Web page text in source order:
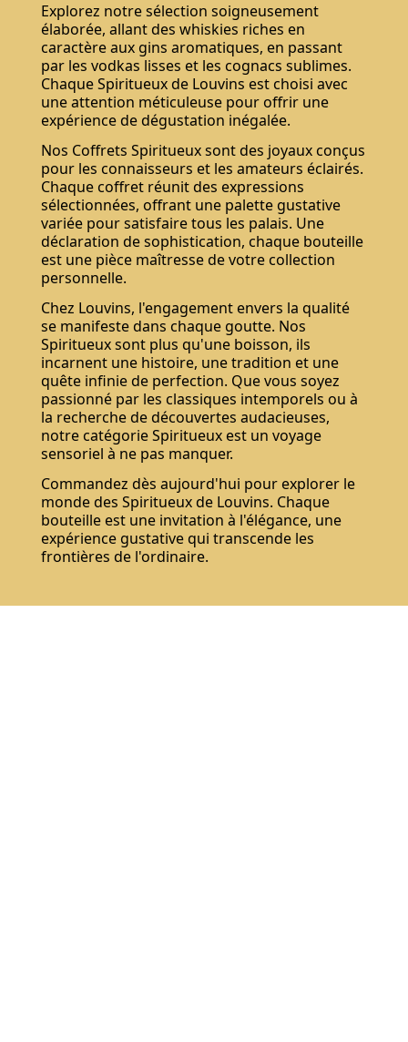
Explorez notre sélection soigneusement
élaborée, allant des whiskies riches en
caractère aux gins aromatiques, en passant
par les vodkas lisses et les cognacs sublimes.
Chaque Spiritueux de Louvins est choisi avec
une attention méticuleuse pour offrir une
expérience de dégustation inégalée.
Nos Coffrets Spiritueux sont des joyaux conçus
pour les connaisseurs et les amateurs éclairés.
Chaque coffret réunit des expressions
sélectionnées, offrant une palette gustative
variée pour satisfaire tous les palais. Une
déclaration de sophistication, chaque bouteille
est une pièce maîtresse de votre collection
personnelle.
Chez Louvins, l'engagement envers la qualité
se manifeste dans chaque goutte. Nos
Spiritueux sont plus qu'une boisson, ils
incarnent une histoire, une tradition et une
quête infinie de perfection. Que vous soyez
passionné par les classiques intemporels ou à
la recherche de découvertes audacieuses,
notre catégorie Spiritueux est un voyage
sensoriel à ne pas manquer.
Commandez dès aujourd'hui pour explorer le
monde des Spiritueux de Louvins. Chaque
bouteille est une invitation à l'élégance, une
expérience gustative qui transcende les
frontières de l'ordinaire.